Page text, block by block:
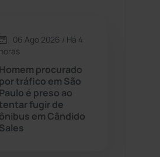
(1504)
(157)
06 Ago 2026 / Há 4
horas
Homem procurado
por tráfico em São
Paulo é preso ao
fugir de
ônibus em Cândido
Sales